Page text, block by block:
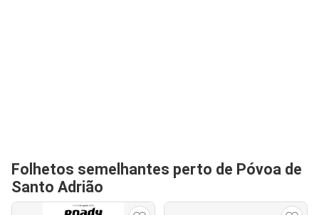
Folhetos semelhantes perto de Póvoa de
Santo Adrião